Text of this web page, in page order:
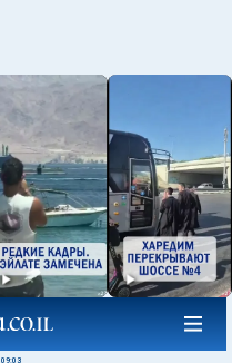
09:03